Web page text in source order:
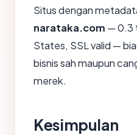
Situs dengan
narataka.com — 0.3
States, SSL valid —
bisnis sah maupun
merek.
Kesimpulan